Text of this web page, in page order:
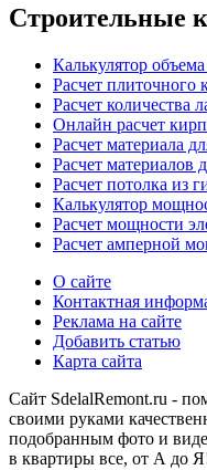
Строительные
Калькулятор
Расчет плиточного
Расчет количества
Онлайн расчет
Расчет материала
Расчет материалов
Расчет потолка из
Калькулятор
Расчет мощности
Расчет амперной
О сайте
Контактная
Реклама на сайте
Добавить статью
Карта сайта
Сайт SdelalRemont.ru -
своими руками
подобранным фото и
в квартиры все, от А до